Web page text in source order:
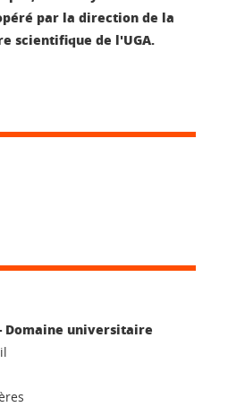
par la direction de la
scientifique de l'UGA.
Domaine universitaire